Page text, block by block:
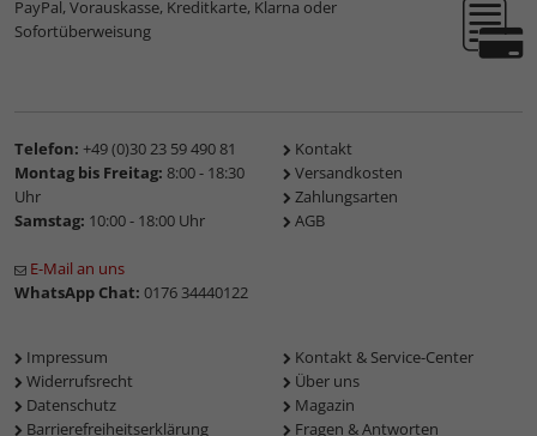
PayPal, Vorauskasse, Kreditkarte, Klarna oder
Sofortüberweisung
Telefon: +49 (0)30 23 59 490 81
Montag bis Freitag: 8:00 - 18:30
Uhr
Samstag: 10:00 - 18:00 Uhr
E-Mail an uns
WhatsApp Chat: 0176 34440122
Kontakt
Versandkosten
Zahlungsarten
AGB
Impressum
Widerrufsrecht
Datenschutz
Barrierefreiheitserklärung
Kontakt & Service-Center
Über uns
Magazin
Fragen & Antworten